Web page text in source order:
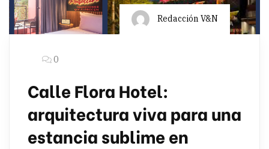
Redacción V&N
0
Calle Flora Hotel:
arquitectura viva para una
estancia sublime en